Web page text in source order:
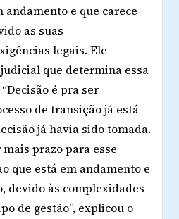
andamento e que carece
as suas
legais. Ele
que determina essa
é pra ser
de transição já está
já havia sido tomada.
prazo para esse
que está em andamento e
devido às complexidades
de gestão”, explicou o